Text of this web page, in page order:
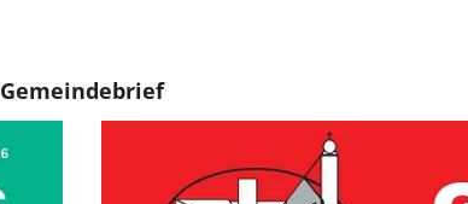
Gemeindebrief